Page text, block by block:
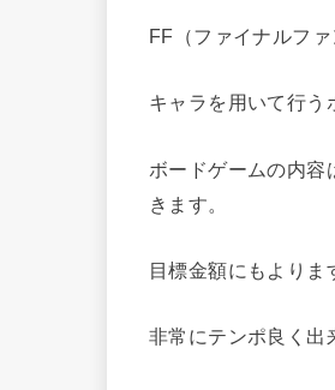
FF（ファイナルフ
キャラを用いて行う
ボードゲームの内容
きます。
目標金額にもよりま
非常にテンポ良く出